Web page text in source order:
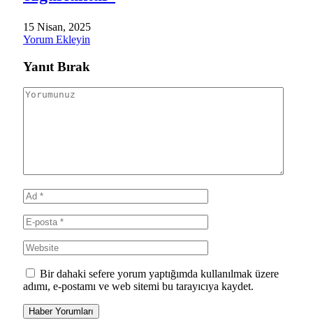
15 Nisan, 2025
Yorum Ekleyin
Yanıt Bırak
Bir dahaki sefere yorum yaptığımda kullanılmak üzere
adımı, e-postamı ve web sitemi bu tarayıcıya kaydet.